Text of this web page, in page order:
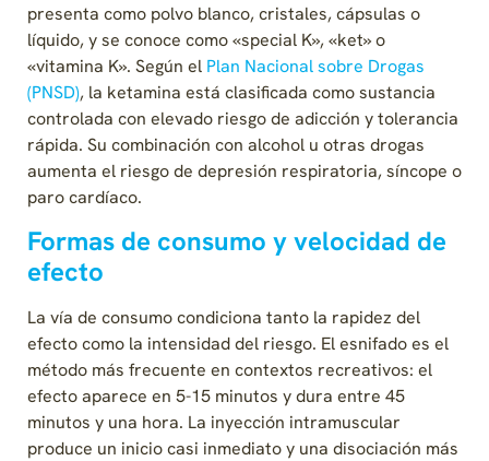
presenta como polvo blanco, cristales, cápsulas o
líquido, y se conoce como «special K», «ket» o
«vitamina K». Según el Plan Nacional sobre Drogas
(PNSD), la ketamina está clasificada como sustancia
controlada con elevado riesgo de adicción y tolerancia
rápida. Su combinación con alcohol u otras drogas
aumenta el riesgo de depresión respiratoria, síncope o
paro cardíaco.
Formas de consumo y velocidad de
efecto
La vía de consumo condiciona tanto la rapidez del
efecto como la intensidad del riesgo. El esnifado es el
método más frecuente en contextos recreativos: el
efecto aparece en 5-15 minutos y dura entre 45
minutos y una hora. La inyección intramuscular
produce un inicio casi inmediato y una disociación más